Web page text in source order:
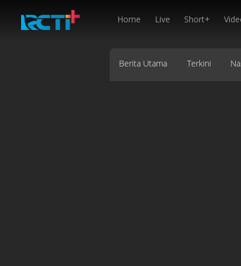
Home Live Short+
Berita Utama Terkini